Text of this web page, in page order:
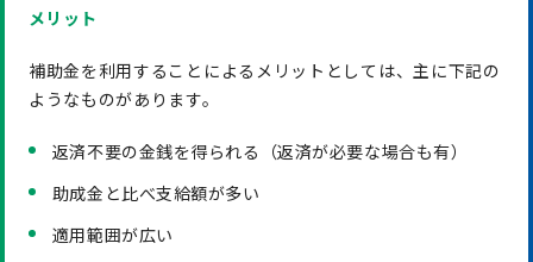
メリット
補助金を利用することによるメリットとしては、主に下記の
ようなものがあります。
返済不要の金銭を得られる（返済が必要な場合も有）
助成金と比べ支給額が多い
適用範囲が広い